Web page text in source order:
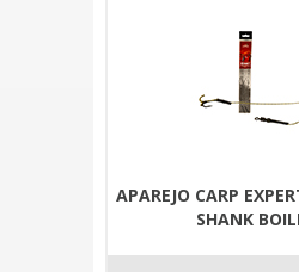
APAREJO CARP
SHANK